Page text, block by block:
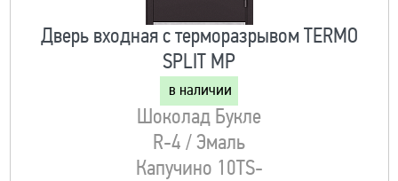
Дверь входная с терморазрывом TERMO
SPLIT MP
в наличии
Шоколад Букле
R-4 / Эмаль
Капучино 10TS-